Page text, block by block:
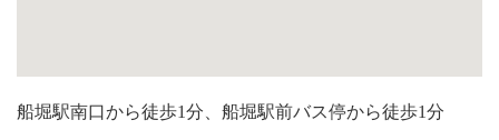
船堀駅南口から徒歩1分、船堀駅前バス停から徒歩1分